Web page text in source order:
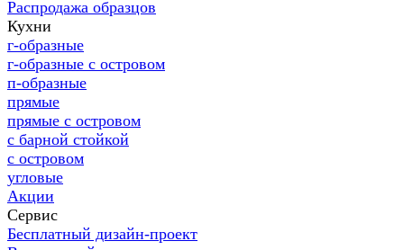
Распродажа образцов
Кухни
г-образные
г-образные с островом
п-образные
прямые
прямые с островом
с барной стойкой
с островом
угловые
Акции
Сервис
Бесплатный дизайн-проект